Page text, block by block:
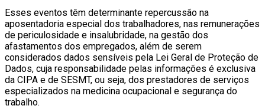
Esses eventos têm determinante repercussão na
aposentadoria especial dos trabalhadores, nas remunerações
de periculosidade e insalubridade, na gestão dos
afastamentos dos empregados, além de serem
considerados dados sensíveis pela Lei Geral de Proteção de
Dados, cuja responsabilidade pelas informações é exclusiva
da CIPA e de SESMT, ou seja, dos prestadores de serviços
especializados na medicina ocupacional e segurança do
trabalho.